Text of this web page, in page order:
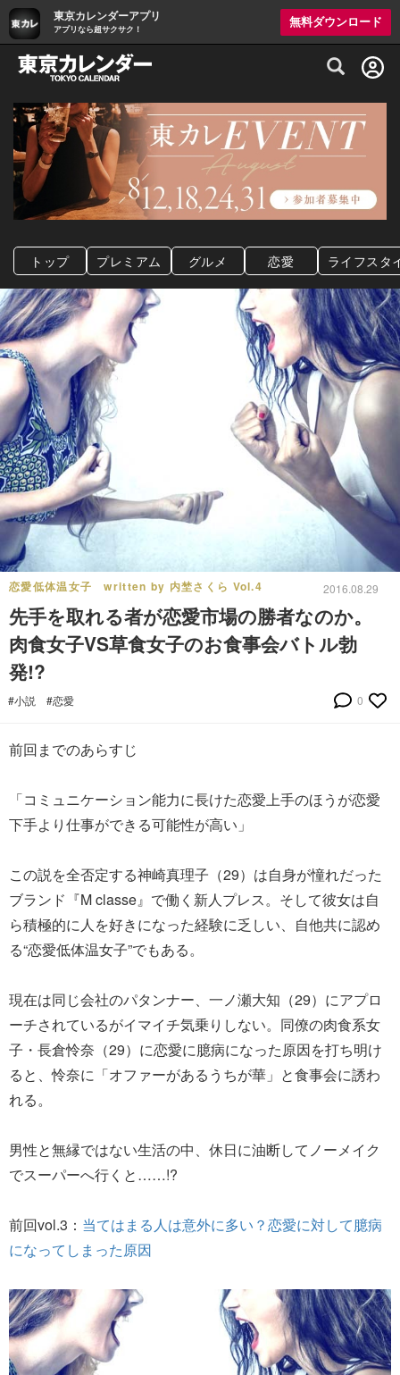
東京カレンダーアプリ
アプリなら超サクサク！
無料ダウンロード
グルメ情報・プレミアムレストラン予約
トップ プレミアム グルメ 恋愛 ライフスタ
恋愛低体温女子 written by 内埜さくら Vol.4 2016.08.29
先手を取れる者が恋愛市場の勝者なのか。
肉食女子VS草食女子のお食事会バトル勃
発!?
#小説 #恋愛 0
前回までのあらすじ
「コミュニケーション能力に長けた恋愛上手のほうが恋愛
下手より仕事ができる可能性が高い」
この説を全否定する神崎真理子（29）は自身が憧れだった
ブランド『M classe』で働く新人プレス。そして彼女は自
ら積極的に人を好きになった経験に乏しい、自他共に認め
る“恋愛低体温女子”でもある。
現在は同じ会社のパタンナー、一ノ瀬大知（29）にアプロ
ーチされているがイマイチ気乗りしない。同僚の肉食系女
子・長倉怜奈（29）に恋愛に臆病になった原因を打ち明け
ると、怜奈に「オファーがあるうちが華」と食事会に誘わ
れる。
男性と無縁ではない生活の中、休日に油断してノーメイク
でスーパーへ行くと……!?
前回vol.3： 当てはまる人は意外に多い？恋愛に対して臆病
になってしまった原因